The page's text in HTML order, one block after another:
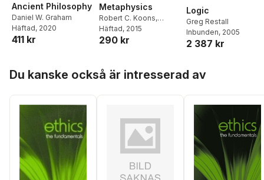
Ancient Philosophy
Daniel W. Graham
Häftad, 2020
411 kr
Metaphysics
Robert C. Koons,
Timothy Pickavance
Häftad, 2015
290 kr
Logic
Greg Restall
Inbunden, 2005
2 387 kr
Du kanske också är intresserad av